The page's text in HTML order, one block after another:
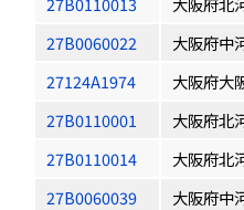
27B0060022
大阪府中
27124A1974
大阪府大
27B0110001
大阪府北
27B0110014
大阪府北
27B0060039
大阪府中